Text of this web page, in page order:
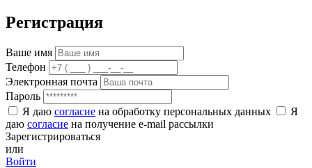
Регистрация
Ваше имя
Телефон
Электронная почта
Пароль
Я даю согласие на обработку персональных данных
Я
даю согласие на получение e-mail рассылки
Зарегистрироваться
или
Войти